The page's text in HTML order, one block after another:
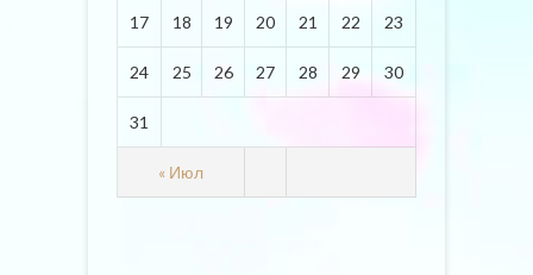
« Июл
17 18 19 20 21 22 23
24 25 26 27 28 29 30
31